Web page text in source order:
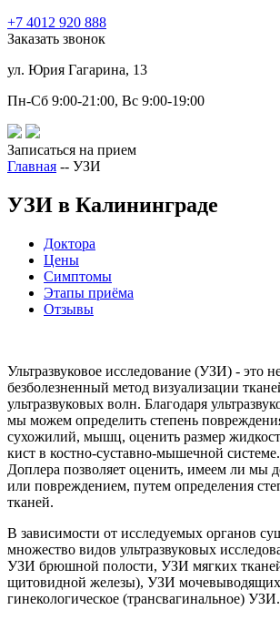
+7 4012 920 888
Заказать звонок
ул. Юрия Гагарина, 13
Пн-Сб 9:00-21:00, Вс 9:00-19:00
Записаться на прием
Главная -- УЗИ
УЗИ в Калининграде
Доктора
Цены
Симптомы
Этапы приёма
Отзывы
Ультразвуковое исследование (УЗИ) - это
безболезненный метод визуализации
ультразвуковых волн. Благодаря
мы можем определить степень
сухожилий, мышц, оценить размер
кист в костно-суставно-мышечной
Доплера позволяет оценить, имеем ли мы
или повреждением, путем определения
тканей.
В зависимости от исследуемых органов
множество видов ультразвуковых
УЗИ брюшной полости, УЗИ мягких
щитовидной железы), УЗИ
гинекологическое (трансвагинальное) УЗИ.